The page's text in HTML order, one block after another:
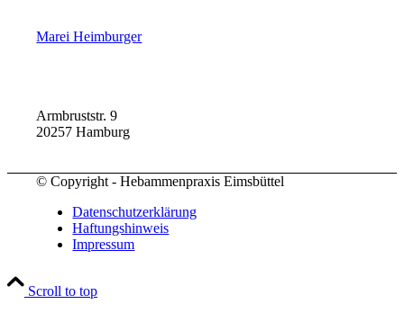
Marei Heimburger
Armbruststr. 9
20257 Hamburg
© Copyright - Hebammenpraxis Eimsbüttel
Datenschutzerklärung
Haftungshinweis
Impressum
Scroll to top